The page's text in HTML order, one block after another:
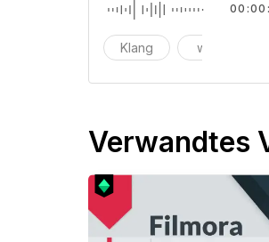
Klang wind
Verwandtes